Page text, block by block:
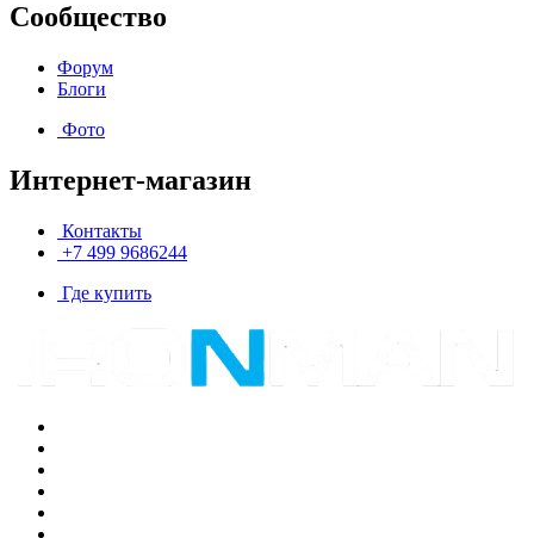
Сообщество
Форум
Блоги
Фото
Интернет-магазин
Контакты
+7 499 9686244
Где купить